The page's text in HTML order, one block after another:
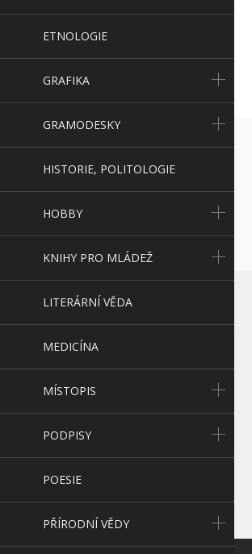
ETNOLOGIE
GRAFIKA
GRAMODESKY
HISTORIE, POLITOLOGIE
HOBBY
KNIHY PRO MLÁDEŽ
LITERÁRNÍ VĚDA
MEDICÍNA
MÍSTOPIS
PODPISY
POESIE
PŘÍRODNÍ VĚDY